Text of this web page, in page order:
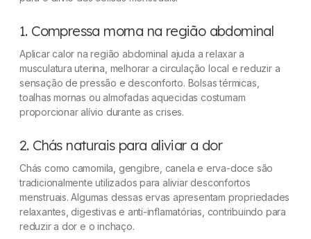
1. Compressa morna na região abdominal
Aplicar calor na região abdominal ajuda a relaxar a
musculatura uterina, melhorar a circulação local e reduzir a
sensação de pressão e desconforto. Bolsas térmicas,
toalhas mornas ou almofadas aquecidas costumam
proporcionar alívio durante as crises.
2. Chás naturais para aliviar a dor
Chás como camomila, gengibre, canela e erva-doce são
tradicionalmente utilizados para aliviar desconfortos
menstruais. Algumas dessas ervas apresentam propriedades
relaxantes, digestivas e anti-inflamatórias, contribuindo para
reduzir a dor e o inchaço.